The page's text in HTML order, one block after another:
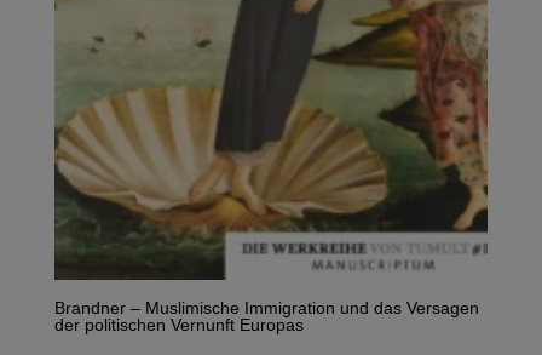
Brandner – Muslimische Immigration und das Versagen
der politischen Vernunft Europas